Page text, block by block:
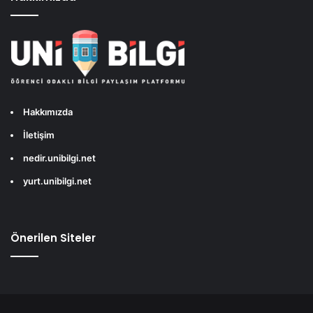
Hakkımızda
İletişim
nedir.unibilgi.net
yurt.unibilgi.net
Önerilen Siteler